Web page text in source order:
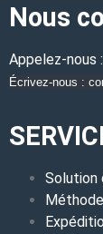
Nous
Appelez-nous
Écrivez-nous :
Solution